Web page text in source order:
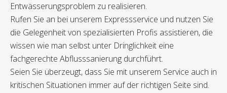
Entwässerungsproblem zu realisieren.
Rufen Sie an bei unserem Expressservice und nutzen Sie
die Gelegenheit von spezialisierten Profis assistieren, die
wissen wie man selbst unter Dringlichkeit eine
fachgerechte Abflusssanierung durchführt.
Seien Sie überzeugt, dass Sie mit unserem Service auch in
kritischen Situationen immer auf der richtigen Seite sind.